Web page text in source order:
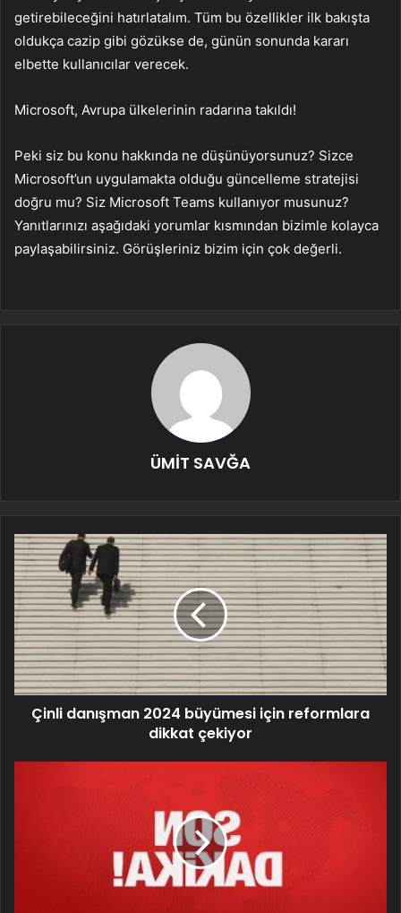
getirebileceğini hatırlatalım. Tüm bu özellikler ilk bakışta
oldukça cazip gibi gözükse de, günün sonunda kararı
elbette kullanıcılar verecek.
Microsoft, Avrupa ülkelerinin radarına takıldı!
Peki siz bu konu hakkında ne düşünüyorsunuz? Sizce
Microsoft’un uygulamakta olduğu güncelleme stratejisi
doğru mu? Siz Microsoft Teams kullanıyor musunuz?
Yanıtlarınızı aşağıdaki yorumlar kısmından bizimle kolayca
paylaşabilirsiniz. Görüşleriniz bizim için çok değerli.
ÜMİT SAVĞA
Çinli danışman 2024 büyümesi için reformlara
dikkat çekiyor